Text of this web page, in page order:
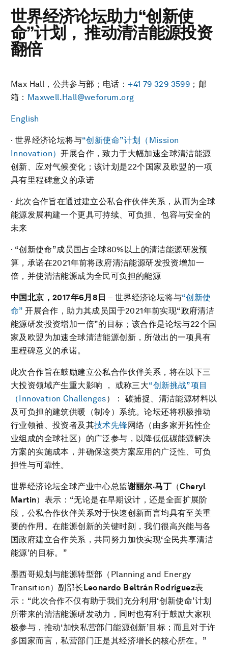
世界经济论坛助力“创新使
命”计划， 推动清洁能源投资
翻倍
Max Hall，公共参与部；电话：+41 79 329 3599 ；邮
箱： Maxwell.Hall@weforum.org
English
· 世界经济论坛将与“创新使命”计划（Mission
Innovation）开展合作，致力于大幅加速全球清洁能源
创新、应对气候变化；该计划是22个国家及欧盟的一项
具有里程碑意义的承诺
· 此次合作旨在通过建立公私合作伙伴关系，从而为全球
能源发展构建一个更具可持续、可负担、包容与安全的
未来
· “创新使命”成员国占全球80%以上的清洁能源研发预
算，承诺在2021年前将政府清洁能源研发投资增加一
倍，并使清洁能源成为全民可负担的能源
中国北京， 2017年6月 8 日 – 世界经济论坛将与“创新使
命” 开展合作，助力其成员国于2021年前实现“政府清洁
能源研发投资增加一倍”的目标；该合作是论坛与22个国
家及欧盟为加速全球清洁能源创新，所做出的一项具有
里程碑意义的承诺。
此次合作旨在鼓励建立公私合作伙伴关系，将在以下三
大投资领域产生重大影响 ， 或称三大“创新挑战”项目
（Innovation Challenges）： 碳捕捉、清洁能源材料以
及可负担的建筑供暖（制冷）系统。论坛还将积极推动
行业领袖、投资者及其技术先锋网络（由多家开拓性企
业组成的全球社区）的广泛参与，以降低低碳能源解决
方案的实施成本，并确保这类方案应用的广泛性、可负
担性与可靠性。
世界经济论坛全球产业中心总监谢丽尔·马丁 （Cheryl
Martin）表示：“无论是在早期设计，还是全面扩展阶
段，公私合作伙伴关系对于快速创新而言均具有至关重
要的作用。在能源创新的关键时刻，我们很高兴能与各
国政府建立合作关系，共同努力加快实现‘全民共享清洁
能源’的目标。”
墨西哥规划与能源转型部（Planning and Energy
Transition）副部长Leonardo Beltrán Rodríguez表
示：“此次合作不仅有助于我们充分利用‘创新使命’计划
所带来的清洁能源研发动力，同时也有利于鼓励大家积
极参与，推动‘加快私营部门能源创新’目标；而且对于许
多国家而言，私营部门正是其经济增长的核心所在。”